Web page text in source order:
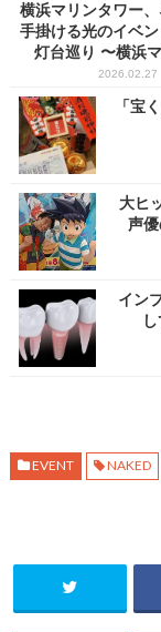
横浜マリンタワー
手掛ける光のイベ
灯台巡り 〜横浜
2026.02.27
「宝
大ヒ
声
イン
EVENT NAKED